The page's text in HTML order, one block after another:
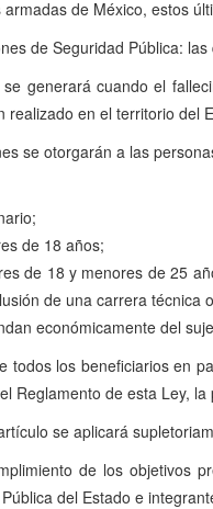
de México, estos
de Seguridad Pública:
generará cuando el
realizado en el territorio del
se otorgarán a las
de 18 años;
de 18 y menores de 25
de una carrera técnica
económicamente del
todos los beneficiarios en
Reglamento de esta Ley,
se aplicará
de los objetivos
del Estado e